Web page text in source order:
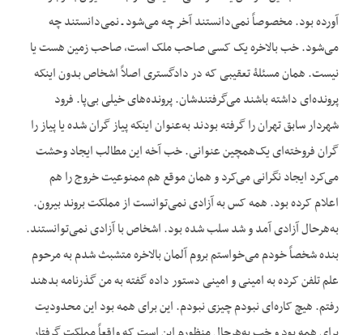
آورده بود. مخصوصاً نمی‌دانستند آخر چه می‌شود ـ نمی‌دانستند چه
می‌شود. خب بالاخره یک کسی صاحب ملک است، صاحب زمین هست یا
نیست. همان مسئلۀ تعقیبی که در دادگستری اصلاً اشخاص بدون این‏که
پرونده‌ای داشته باشند می‌گرفتندشان. پرونده‌های خیلی بی‌پا. فرود
شهردار سابق تهران را گرفته بودند به‌عنوان این‏که پیاز گران شده یا پیاز را
گران فروخته‌ای یک‌همچین عنوانی. خب آخه این مطالب ایجاد وحشت
می‌کرد ایجاد نگرانی می‌کرد و همان‌ موقع هم ممنوعیت خروج را هم
اعلام کرده بود. همه کس به آزادی نمی‌توانست از مملکت بروند بیرون.
به‌هرحال آزادی آمد و شد سلب شده بود. اشخاص با آزادی نمی‌توانستند.
بنده شخصاً خودم می‌خواستم بروم آلمان بالاخره متشبث شدم به مرحوم
علم تلفن کرده به امینی و امینی دستور داده گفته به من گذرنامه بدهند
رفتم. هیچ کاره‌ای نبودم چیزی نبودم. این برای همه بود این محدودیت